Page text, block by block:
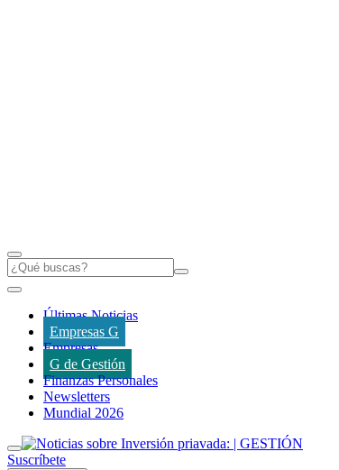
Últimas Noticias
Empresas G
Empresas
G de Gestión
Finanzas Personales
Newsletters
Mundial 2026
Suscríbete